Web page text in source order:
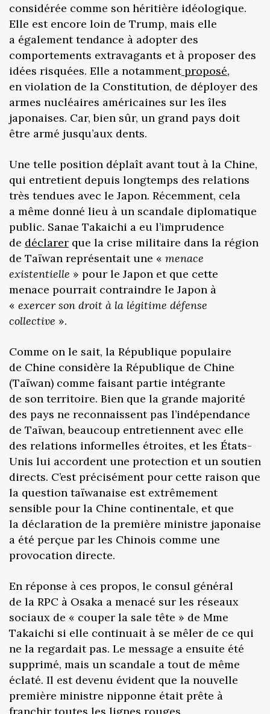
considérée comme son héritière idéologique.
Elle est encore loin de Trump, mais elle
a également tendance à adopter des
comportements extravagants et à proposer des
idées risquées. Elle a notamment proposé,
en violation de la Constitution, de déployer des
armes nucléaires américaines sur les îles
japonaises. Car, bien sûr, un grand pays doit
être armé jusqu’aux dents.
Une telle position déplaît avant tout à la Chine,
qui entretient depuis longtemps des relations
très tendues avec le Japon. Récemment, cela
a même donné lieu à un scandale diplomatique
public. Sanae Takaichi a eu l’imprudence
de déclarer que la crise militaire dans la région
de Taïwan représentait une « menace
existentielle » pour le Japon et que cette
menace pourrait contraindre le Japon à
« exercer son droit à la légitime défense
collective ».
Comme on le sait, la République populaire
de Chine considère la République de Chine
(Taïwan) comme faisant partie intégrante
de son territoire. Bien que la grande majorité
des pays ne reconnaissent pas l’indépendance
de Taïwan, beaucoup entretiennent avec elle
des relations informelles étroites, et les États-
Unis lui accordent une protection et un soutien
directs. C’est précisément pour cette raison que
la question taïwanaise est extrêmement
sensible pour la Chine continentale, et que
la déclaration de la première ministre japonaise
a été perçue par les Chinois comme une
provocation directe.
En réponse à ces propos, le consul général
de la RPC à Osaka a menacé sur les réseaux
sociaux de « couper la sale tête » de Mme
Takaichi si elle continuait à se mêler de ce qui
ne la regardait pas. Le message a ensuite été
supprimé, mais un scandale a tout de même
éclaté. Il est devenu évident que la nouvelle
première ministre nipponne était prête à
franchir toutes les lignes rouges.